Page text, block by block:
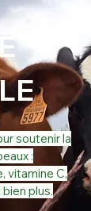
soutenir la
:
vitamine C,
plus.